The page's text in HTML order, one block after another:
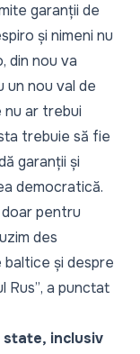
garanții de
și nimeni nu
din nou va
un nou val de
nu ar trebui
trebuie să fie
garanții și
democratică.
pentru
des
baltice și despre
Rus”, a punctat
state, inclusiv